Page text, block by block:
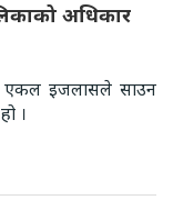
अधिकार
एकल इजलासले साउन
।